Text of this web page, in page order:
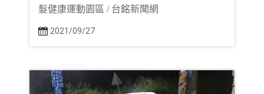
髮健康運動園區 / 台銘新聞網
2021/09/27